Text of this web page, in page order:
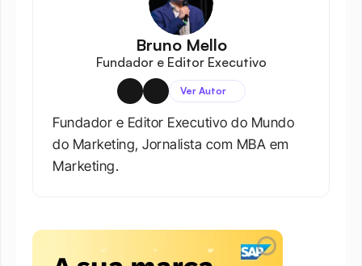
Bruno Mello
Fundador e Editor Executivo
Ver Autor
Fundador e Editor Executivo do Mundo
do Marketing, Jornalista com MBA em
Marketing.